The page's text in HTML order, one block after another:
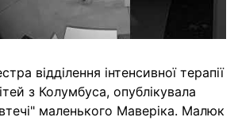
відділення інтенсивної терапії
з Колумбуса, опублікувала
маленького Маверіка. Малюк